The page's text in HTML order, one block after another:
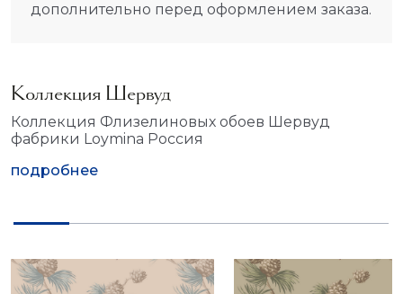
дополнительно перед оформлением заказа.
Коллекция Шервуд
Коллекция Флизелиновых обоев Шервуд
фабрики Loymina Россия
подробнее